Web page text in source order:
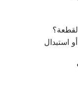
استبدال